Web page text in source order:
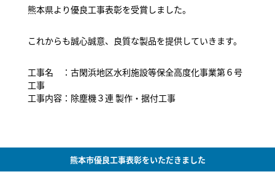
熊本県より優良工事表彰を受賞しました。
これからも誠心誠意、良質な製品を提供していきます。
工事名 ：古閑浜地区水利施設等保全高度化事業第６号
工事
工事内容：除塵機３連 製作・据付工事
熊本市優良工事表彰をいただきました